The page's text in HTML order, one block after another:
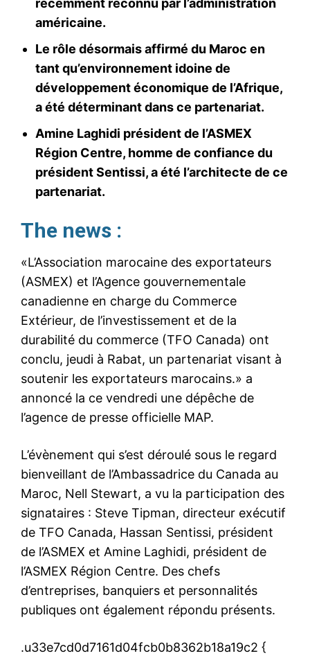
récemment reconnu par l’administration
américaine.
Le rôle désormais affirmé du Maroc en
tant qu’environnement idoine de
développement économique de l’Afrique,
a été déterminant dans ce partenariat.
Amine Laghidi président de l’ASMEX
Région Centre, homme de confiance du
président Sentissi, a été l’architecte de ce
partenariat.
The news :
«L’Association marocaine des exportateurs
(ASMEX) et l’Agence gouvernementale
canadienne en charge du Commerce
Extérieur, de l’investissement et de la
durabilité du commerce (TFO Canada) ont
conclu, jeudi à Rabat, un partenariat visant à
soutenir les exportateurs marocains.» a
annoncé la ce vendredi une dépêche de
l’agence de presse officielle MAP.
L’évènement qui s’est déroulé sous le regard
bienveillant de l’Ambassadrice du Canada au
Maroc, Nell Stewart, a vu la participation des
signataires : Steve Tipman, directeur exécutif
de TFO Canada, Hassan Sentissi, président
de l’ASMEX et Amine Laghidi, président de
l’ASMEX Région Centre. Des chefs
d’entreprises, banquiers et personnalités
publiques ont également répondu présents.
.u33e7cd0d7161d04fcb0b8362b18a19c2 {